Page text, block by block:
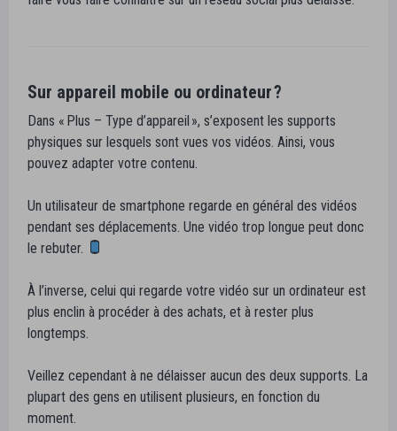
Sur appareil mobile ou ordinateur ?
Dans « Plus – Type d’appareil », s’exposent les supports
physiques sur lesquels sont vues vos vidéos. Ainsi, vous
pouvez adapter votre contenu.
Un utilisateur de smartphone regarde en général des vidéos
pendant ses déplacements. Une vidéo trop longue peut donc
le rebuter.
À l’inverse, celui qui regarde votre vidéo sur un ordinateur est
plus enclin à procéder à des achats, et à rester plus
longtemps.
Veillez cependant à ne délaisser aucun des deux supports. La
plupart des gens en utilisent plusieurs, en fonction du
moment.